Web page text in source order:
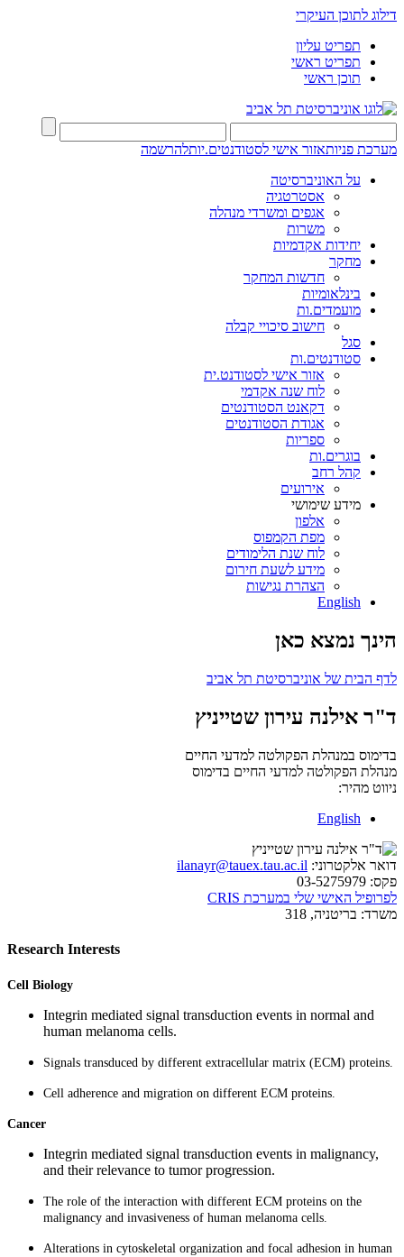
דילוג לתוכן העיקרי
תפריט עליון
תפריט ראשי
תוכן ראשי
מערכת פניותאזור אישי לסטודנטים.יותלהרשמה
על האוניברסיטה
אסטרטגיה
אגפים ומשרדי מנהלה
משרות
יחידות אקדמיות
מחקר
חדשות המחקר
בינלאומיות
מועמדים.ות
חישוב סיכויי קבלה
סגל
סטודנטים.ות
אזור אישי לסטודנט.ית
לוח שנה אקדמי
דקאנט הסטודנטים
אגודת הסטודנטים
ספריות
בוגרים.ות
קהל רחב
אירועים
מידע שימושי
אלפון
מפת הקמפוס
לוח שנת הלימודים
מידע לשעת חירום
הצהרת נגישות
English
הינך נמצא כאן
לדף הבית של אוניברסיטת תל אביב
ד"ר אילנה עירון שטייניץ
בדימוס במנהלת הפקולטה למדעי החיים
מנהלת הפקולטה למדעי החיים בדימוס
ניווט מהיר:
English
דואר אלקטרוני: ilanayr@tauex.tau.ac.il
פקס:
לפרופיל האישי שלי במערכת CRIS
משרד: בריטניה, 318
Research Interests
Cell Biology
Integrin mediated signal transduction events in normal and
human melanoma cells.
Signals transduced by different extracellular matrix (ECM) proteins.
Cell adherence and migration on different ECM proteins.
Cancer
Integrin mediated signal transduction events in malignancy,
and their relevance to tumor progression.
The role of the interaction with different ECM proteins on the
malignancy and invasiveness of human melanoma cells.
Alterations in cytoskeletal organization and focal adhesion in human